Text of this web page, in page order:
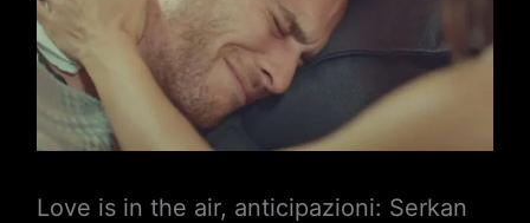
Love is in the air, anticipazioni: Serkan